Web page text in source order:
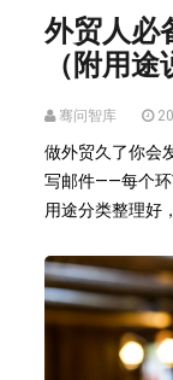
外贸人必
（附用
骞问智库
做外贸久了你会
写邮件——每个环
用途分类整理好